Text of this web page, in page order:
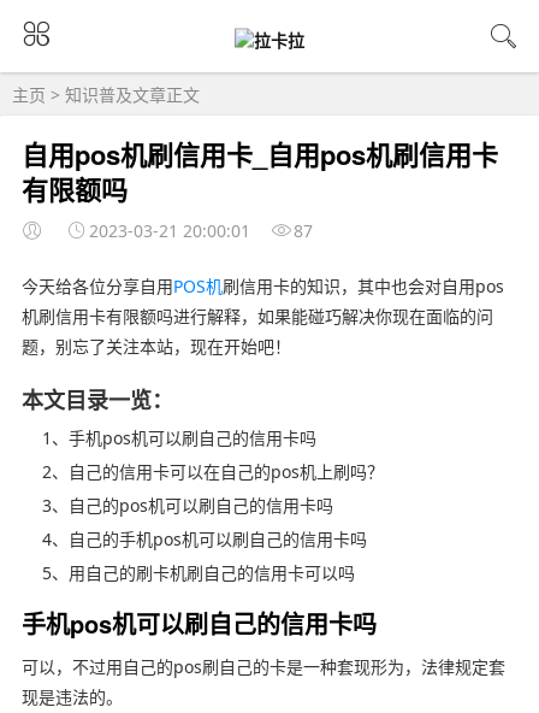
主页 > 知识普及文章正文
自用pos机刷信用卡_自用pos机刷信用卡
有限额吗
2023-03-21 20:00:01 87
今天给各位分享自用POS机刷信用卡的知识，其中也会对自用pos
机刷信用卡有限额吗进行解释，如果能碰巧解决你现在面临的问
题，别忘了关注本站，现在开始吧！
本文目录一览：
1、手机pos机可以刷自己的信用卡吗
2、自己的信用卡可以在自己的pos机上刷吗？
3、自己的pos机可以刷自己的信用卡吗
4、自己的手机pos机可以刷自己的信用卡吗
5、用自己的刷卡机刷自己的信用卡可以吗
手机pos机可以刷自己的信用卡吗
可以，不过用自己的pos刷自己的卡是一种套现形为，法律规定套
现是违法的。